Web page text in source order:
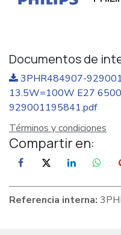
Documentos de
3PHR484907-
13.5W=100W E27
929001195841.pdf
Términos y condiciones
Compartir en:
Referencia interna: